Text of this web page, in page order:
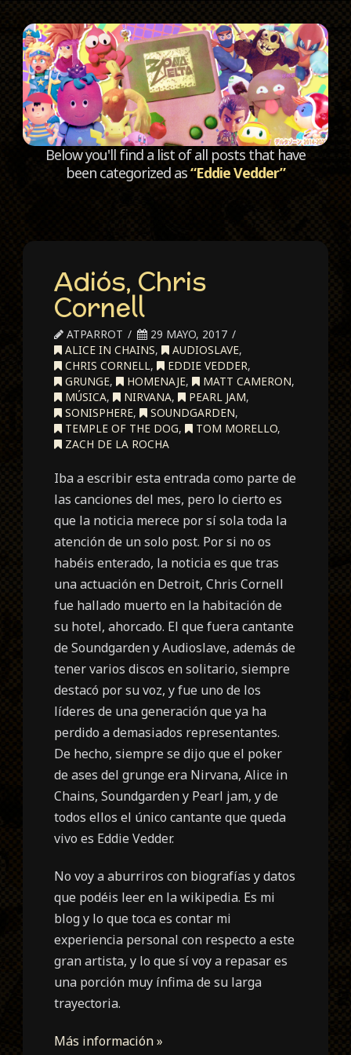
Below you'll find a list of all posts that have
been categorized as“Eddie Vedder”
Adiós, Chris
Cornell
ATPARROT
29 MAYO, 2017
ALICE IN CHAINS, AUDIOSLAVE,
CHRIS CORNELL, EDDIE VEDDER,
GRUNGE, HOMENAJE, MATT CAMERON,
MÚSICA, NIRVANA, PEARL JAM,
SONISPHERE, SOUNDGARDEN,
TEMPLE OF THE DOG, TOM MORELLO,
ZACH DE LA ROCHA
Iba a escribir esta entrada como parte de
las canciones del mes, pero lo cierto es
que la noticia merece por sí sola toda la
atención de un solo post. Por si no os
habéis enterado, la noticia es que tras
una actuación en Detroit, Chris Cornell
fue hallado muerto en la habitación de
su hotel, ahorcado. El que fuera cantante
de Soundgarden y Audioslave, además de
tener varios discos en solitario, siempre
destacó por su voz, y fue uno de los
líderes de una generación que ya ha
perdido a demasiados representantes.
De hecho, siempre se dijo que el poker
de ases del grunge era Nirvana, Alice in
Chains, Soundgarden y Pearl jam, y de
todos ellos el único cantante que queda
vivo es Eddie Vedder.
No voy a aburriros con biografías y datos
que podéis leer en la wikipedia. Es mi
blog y lo que toca es contar mi
experiencia personal con respecto a este
gran artista, y lo que sí voy a repasar es
una porción muy ínfima de su larga
trayectoria.
Más información »